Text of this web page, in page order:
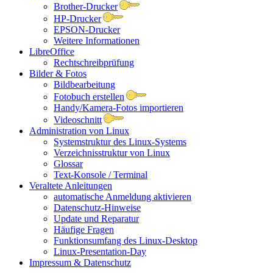
Brother-Drucker
HP-Drucker
EPSON-Drucker
Weitere Informationen
LibreOffice
Rechtschreibprüfung
Bilder & Fotos
Bildbearbeitung
Fotobuch erstellen
Handy/Kamera-Fotos importieren
Videoschnitt
Administration von Linux
Systemstruktur des Linux-Systems
Verzeichnisstruktur von Linux
Glossar
Text-Konsole / Terminal
Veraltete Anleitungen
automatische Anmeldung aktivieren
Datenschutz-Hinweise
Update und Reparatur
Häufige Fragen
Funktionsumfang des Linux-Desktop
Linux-Presentation-Day
Impressum & Datenschutz